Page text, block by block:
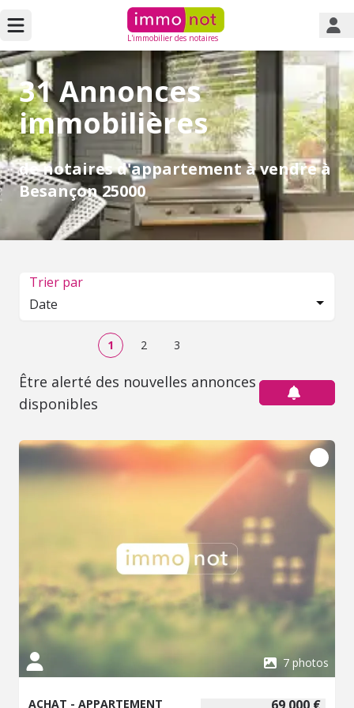
L'immobilier des notaires
31 Annonces
immobilières
de notaires d'appartement à vendre à
Besançon 25000
Trier par
Date
1 2 3
Être alerté des nouvelles annonces
disponibles
7 photos
ACHAT - APPARTEMENT